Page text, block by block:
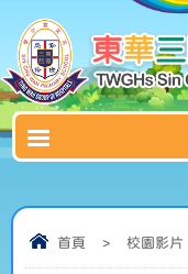
首頁 > 校園影片